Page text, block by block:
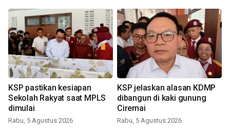
KSP pastikan kesiapan
Sekolah Rakyat saat MPLS
dimulai
Rabu, 5 Agustus 2026
KSP jelaskan alasan KDMP
dibangun di kaki gunung
Ciremai
Rabu, 5 Agustus 2026